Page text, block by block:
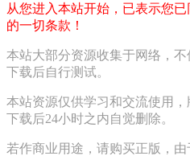
从您进入本站开始，已表示您已
的一切条款！
本站大部分资源收集于网络，
下载后自行测试。
本站资源仅供学习和交流使用
下载后24小时之内自觉删除。
若作商业用途，请购买正版，